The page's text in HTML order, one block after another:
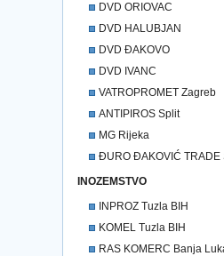
DVD ORIOVAC
DVD HALUBJAN
DVD ĐAKOVO
DVD IVANC
VATROPROMET Zagreb
ANTIPIROS Split
MG Rijeka
ĐURO ĐAKOVIĆ TRADE
INOZEMSTVO
INPROZ Tuzla BIH
KOMEL Tuzla BIH
RAS KOMERC Banja